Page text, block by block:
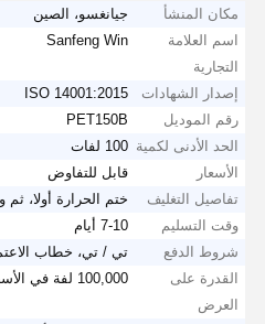
مكان المنشأ
جيانغسو، الصين
اسم العلامة
التجارية
Sanfeng Win
إصدار الشهادات
ISO 14001:2015
رقم الموديل
PET150B
الحد الأدنى لكمية 100 لفات
الأسعار
قابل للتفاوض
تفاصيل التغليف
ختم الحرارة أولا،
وقت التسليم
7-10 أيام
شروط الدفع
تي / تي، خطاب
القدرة على
العرض
100,000 لفة في الأسبوع